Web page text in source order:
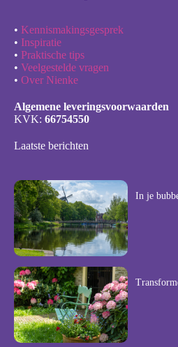
• Kennismakingsgesprek
• Inspiratie
• Praktische tips
• Veelgestelde vragen
• Over Nienke
Algemene leveringsvoorwaarden
KVK: 66754550
Laatste berichten
In je